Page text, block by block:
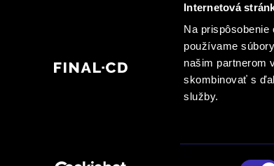
Internetová
Na
používame
našim partnerom
skombinovať s
služby.
Ochrana osobných údajov |Informácie o
dohody spoločných prevádzkovateľov
verejné sprístupnenie grafických alebo textových častí tohto obsahu